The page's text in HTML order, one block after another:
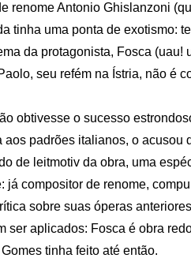
renome Antonio Ghislanzoni
tinha uma ponta de exotismo:
da protagonista, Fosca (uau!
seu refém na Ístria, não é
obtivesse o sucesso
padrões italianos, o acusou
de leitmotiv da obra, uma
compositor de renome,
sobre suas óperas
ser aplicados: Fosca é obra
tinha feito até então.